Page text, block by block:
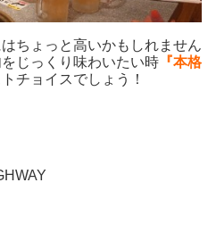
ちょっと高いかもしれません
じっくり味わいたい時 『本格
チョイスでしょう！